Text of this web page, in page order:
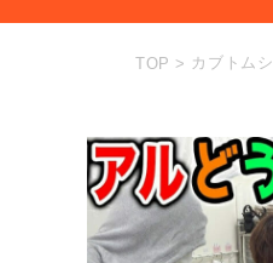
TOP > カブトムシ